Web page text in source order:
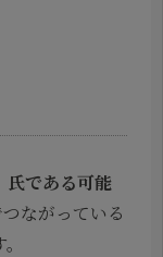
氏である可能
ながっている